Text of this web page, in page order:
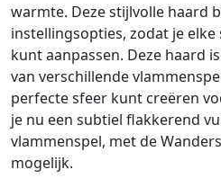
warmte. Deze stijlvolle haard
instellingsopties, zodat je
kunt aanpassen. Deze haard
van verschillende
perfecte sfeer kunt creëren
je nu een subtiel flakkerend
vlammenspel, met de
mogelijk.